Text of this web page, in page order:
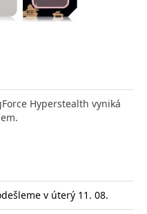
Hyperstealth vyniká
v úterý 11. 08.